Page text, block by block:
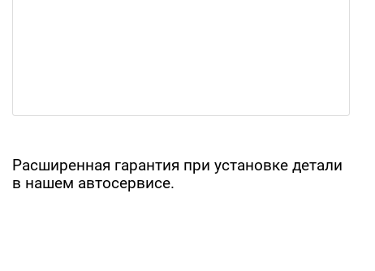
Расширенная гарантия при установке детали
в нашем автосервисе.